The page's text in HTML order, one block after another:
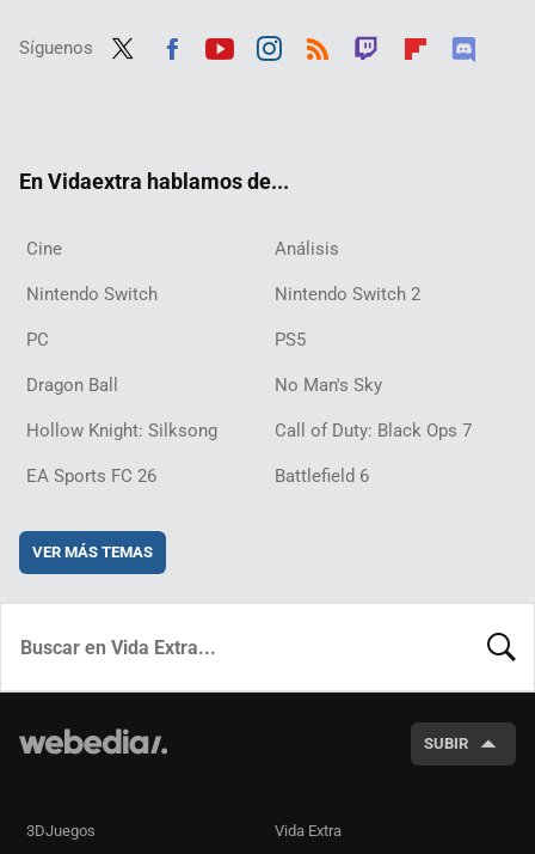
Síguenos
En Vidaextra hablamos de...
Cine Análisis
Nintendo Switch Nintendo Switch 2
PC PS5
Dragon Ball No Man's Sky
Hollow Knight: Silksong Call of Duty: Black Ops 7
EA Sports FC 26 Battlefield 6
VER MÁS TEMAS
SUBIR
3DJuegos Vida Extra